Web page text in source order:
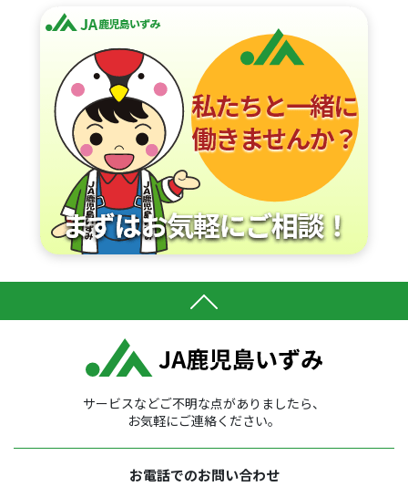
サービスなどご不明な点がありましたら、
お気軽にご連絡ください。
お電話でのお問い合わせ